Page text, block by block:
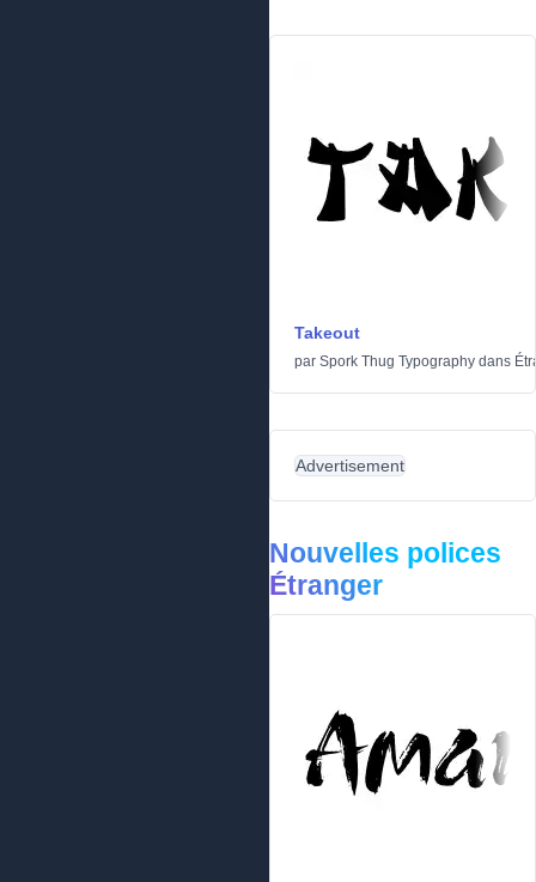
Takeout
par Spork Thug Typography dans
Advertisement
Nouvelles polices
Étranger